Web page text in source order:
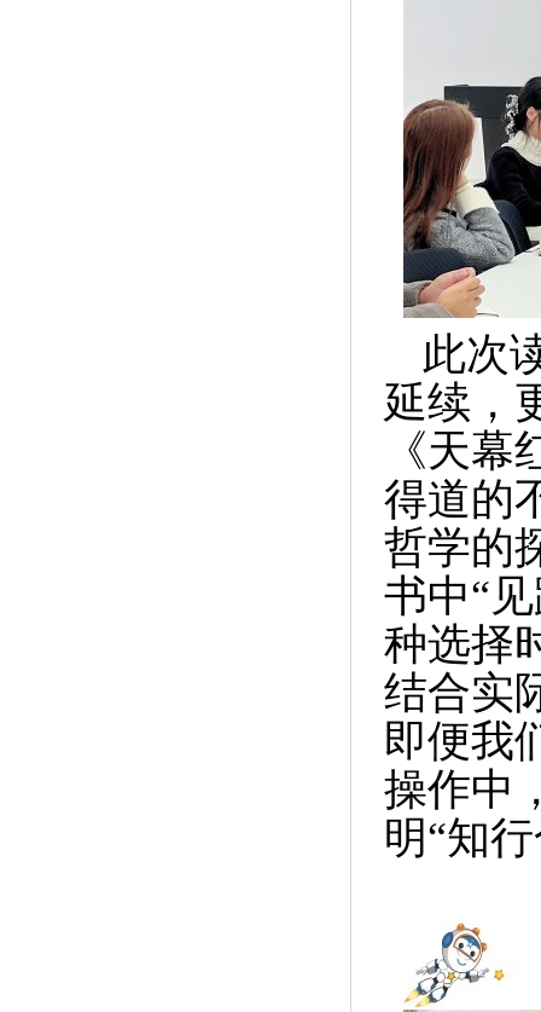
此次
延续，
《天
得道的
哲学的
书中“
种选择
结合实
即便我
操作中
明“知